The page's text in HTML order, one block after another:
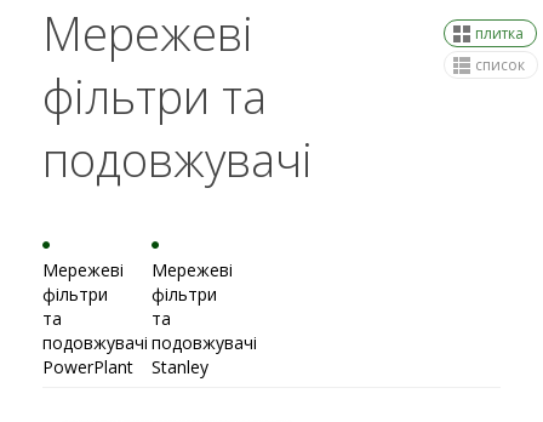
Мережеві
фільтри та
подовжувачі
плитка
список
Мережеві
фільтри
та
подовжувачі
PowerPlant
Мережеві
фільтри
та
подовжувачі
Stanley